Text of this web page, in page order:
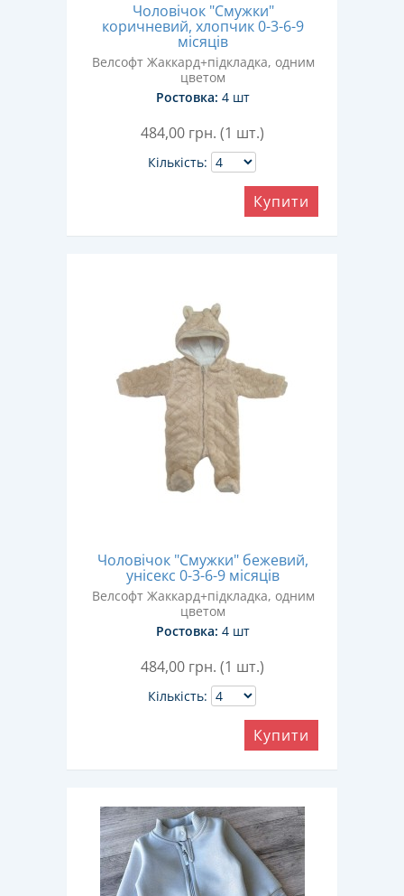
Чоловічок "Смужки"
коричневий, хлопчик 0-3-6-9
місяців
Велсофт Жаккард+підкладка, одним
цветом
Ростовка: 4 шт
484,00 грн. (1 шт.)
Кількість:
Купити
Чоловічок "Смужки" бежевий,
унісекс 0-3-6-9 місяців
Велсофт Жаккард+підкладка, одним
цветом
Ростовка: 4 шт
484,00 грн. (1 шт.)
Кількість:
Купити